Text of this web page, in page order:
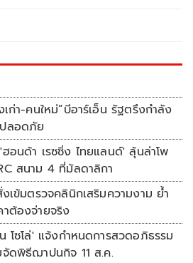
-คนใหม่”บีอาร์เอ็น รัฐตรึงกำลัง
ลอดภัย
อนด้า เรซซิ่ง ไทยแลนด์' ลุ้นล่าโพ
สนาม 4 ที่มัลดาลิกา
งเข้มตรวจคลินิกเสริมความงาม ย้ำ
ต้องจ่ายจริง
โซโล่' แจ้งกำหนดการสวดอภิธรรม
ดพิธีฌาปนกิจ 11 ส.ค.